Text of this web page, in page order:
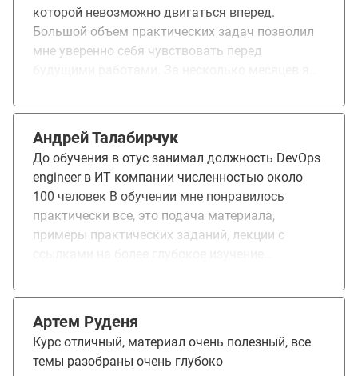
идеально подойдет для специалистов DevOps.
которой невозможно двигаться вперед.
Большой объем практических задач позволил
мне уверенно себя чувствовать перед
включиться в производственные задачи, не
совершая глупых ошибок. Всё это вместе
позволило освоить новую для меня область
знаний за короткое время и в комфортной
обстановке.
Андрей Талабирчук
До обучения в отус занимал должность DevOps
engineer в ИТ компании численностью около
100 человек В обучении мне понравилось
практически все, это подача материала,
примеры практических заданий, лекции с
и с **. Добавить, автоматизированные тесты, с
мне даёт на сегодня новые возможности, если
бы я сам подходил к обучению у меня ушло бы
на это около 1,5 лет изучив это в таком же
Артем Руденя
Курс отличный, материал очень полезный, все
темы разобраны очень глубоко